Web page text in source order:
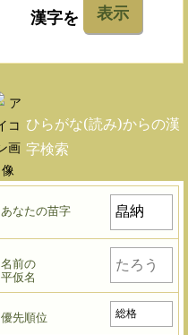
漢字を 表示
ひらがな(読み)からの漢
字検索
あなたの苗字
名前の
平仮名
優先順位